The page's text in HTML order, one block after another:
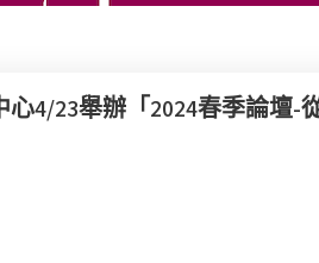
4/23舉辦「2024春季論壇-